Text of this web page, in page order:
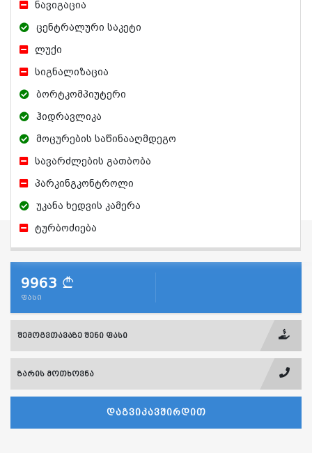
ნავიგაცია
ცენტრალური საკეტი
ლუქი
სიგნალიზაცია
ბორტკომპიუტერი
ჰიდრავლიკა
მოცურების საწინააღმდეგო
სავარძლების გათბობა
პარკინგკონტროლი
უკანა ხედვის კამერა
ტურბოძიება
9963
ფასი
შემოგვთავაზე შენი ფასი
ზარის მოთხოვნა
ᲓᲐᲒᲕᲘᲙᲐᲕᲨᲘᲠᲓᲘᲗ